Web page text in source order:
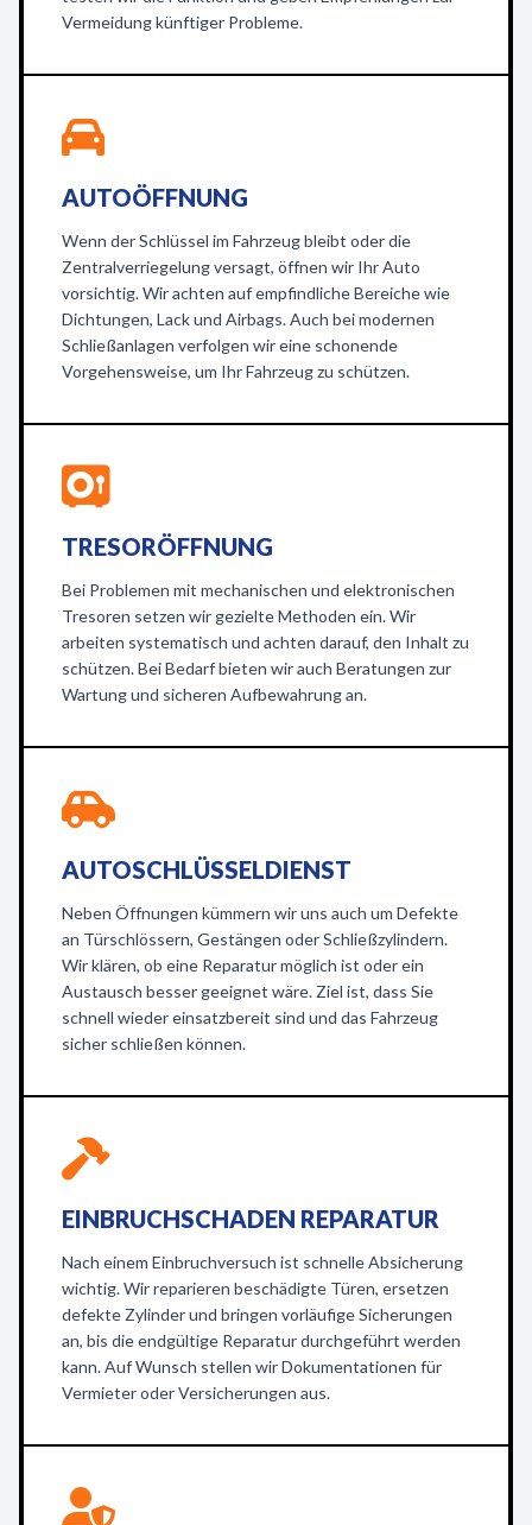
Vermeidung künftiger Probleme.
AUTOÖFFNUNG
Wenn der Schlüssel im Fahrzeug bleibt oder die
Zentralverriegelung versagt, öffnen wir Ihr Auto
vorsichtig. Wir achten auf empfindliche Bereiche wie
Dichtungen, Lack und Airbags. Auch bei modernen
Schließanlagen verfolgen wir eine schonende
Vorgehensweise, um Ihr Fahrzeug zu schützen.
TRESORÖFFNUNG
Bei Problemen mit mechanischen und elektronischen
Tresoren setzen wir gezielte Methoden ein. Wir
arbeiten systematisch und achten darauf, den Inhalt zu
schützen. Bei Bedarf bieten wir auch Beratungen zur
Wartung und sicheren Aufbewahrung an.
AUTOSCHLÜSSELDIENST
Neben Öffnungen kümmern wir uns auch um Defekte
an Türschlössern, Gestängen oder Schließzylindern.
Wir klären, ob eine Reparatur möglich ist oder ein
Austausch besser geeignet wäre. Ziel ist, dass Sie
schnell wieder einsatzbereit sind und das Fahrzeug
sicher schließen können.
EINBRUCHSCHADEN REPARATUR
Nach einem Einbruchversuch ist schnelle Absicherung
wichtig. Wir reparieren beschädigte Türen, ersetzen
defekte Zylinder und bringen vorläufige Sicherungen
an, bis die endgültige Reparatur durchgeführt werden
kann. Auf Wunsch stellen wir Dokumentationen für
Vermieter oder Versicherungen aus.